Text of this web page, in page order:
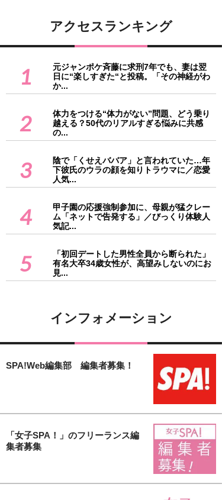
アクセスランキング
1
元ジャンポケ斉藤に求刑7年でも、妻は翌
日に“楽しすぎた“と投稿。「その神経がわ
か...
2
体力をつける“体力がない”問題、どう乗り
越える？50代のリアルすぎる悩みに共感
の...
3
陰で「くせえババア」と言われていた…年
下彼氏のウラの顔を知りトラウマに／恋愛
人気...
4
甲子園の応援強制参加に、母親が猛クレー
ム「ネットで告発する」／びっくり体験人
気記...
5
「初回デートした男性全員から断られた」
有名大卒34歳女性が、高望みしないのにお
見...
インフォメーション
SPA!Web編集部 編集者募集！
「女子SPA！」のフリーランス編
集者募集